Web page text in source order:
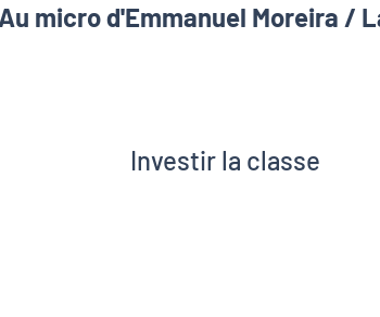
Au micro d'Emmanuel Moreira /
Investir la classe